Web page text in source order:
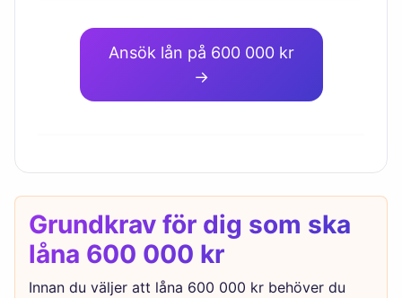
Ansök lån på 600 000 kr
→
Grundkrav för dig som ska
låna 600 000 kr
Innan du väljer att låna 600 000 kr behöver du